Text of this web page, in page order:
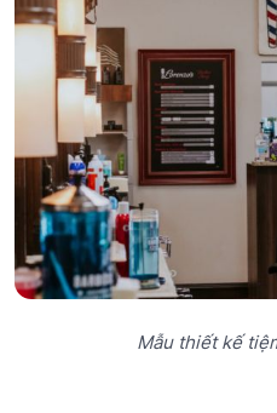
Mẫu thiết kế